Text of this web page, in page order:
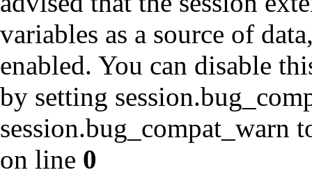
variables as a source of
enabled. You can disable
by setting
session.bug_compat_warn
on line 0